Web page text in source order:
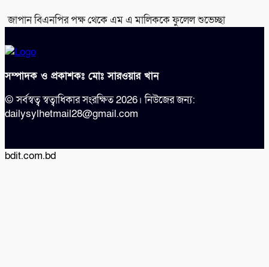
জাপান বিএনপির পক্ষ থেকে এম এ মালিককে ফুলেল শুভেচ্ছা
সম্পাদক ও প্রকাশকঃ মোঃ সারওয়ার খান
© সর্বস্বত্ব স্বত্বাধিকার সংরক্ষিত 2026। নিউজের জন্য:
dailysylhetmail28@gmail.com
bdit.com.bd